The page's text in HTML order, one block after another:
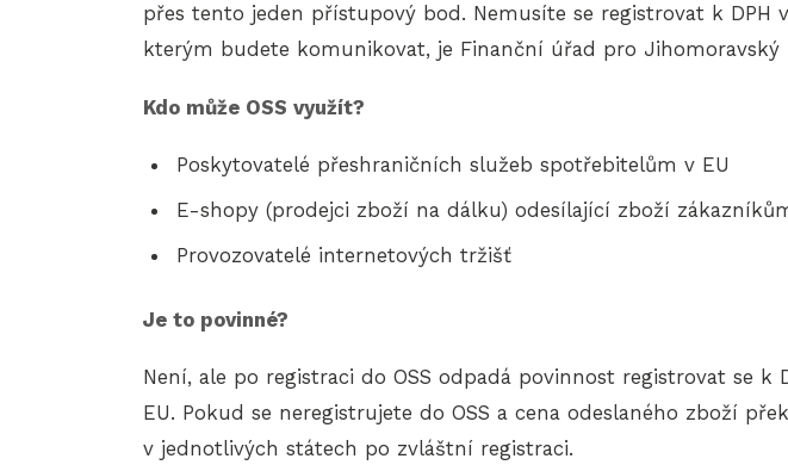
přes tento jeden přístupový bod. Nemusíte se registrovat k
kterým budete komunikovat, je Finanční úřad pro Jihomoravský
Kdo může OSS využít?
Poskytovatelé přeshraničních služeb spotřebitelům v EU
E-shopy (prodejci zboží na dálku) odesílající zboží
Provozovatelé internetových tržišť
Je to povinné?
Není, ale po registraci do OSS odpadá povinnost registrovat se
EU. Pokud se neregistrujete do OSS a cena odeslaného zboží
v jednotlivých státech po zvláštní registraci.